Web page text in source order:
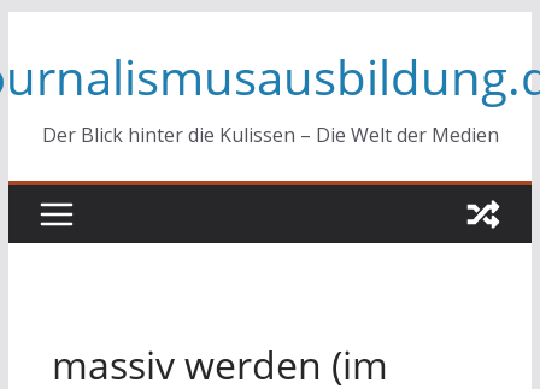
springen
Der Blick hinter die Kulissen – Die Welt der Medien
massiv werden (im